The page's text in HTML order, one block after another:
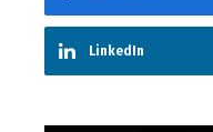
LinkedIn